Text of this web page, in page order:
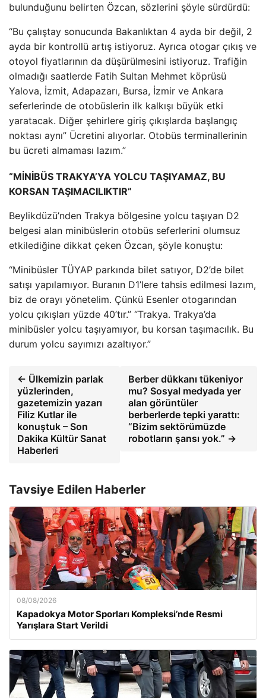
bulunduğunu belirten Özcan, sözlerini şöyle sürdürdü:
“Bu çalıştay sonucunda Bakanlıktan 4 ayda bir değil, 2
ayda bir kontrollü artış istiyoruz. Ayrıca otogar çıkış ve
otoyol fiyatlarının da düşürülmesini istiyoruz. Trafiğin
olmadığı saatlerde Fatih Sultan Mehmet köprüsü
Yalova, İzmit, Adapazarı, Bursa, İzmir ve Ankara
seferlerinde de otobüslerin ilk kalkışı büyük etki
yaratacak. Diğer şehirlere giriş çıkışlarda başlangıç ​​
noktası aynı” Ücretini alıyorlar. Otobüs terminallerinin
bu ücreti almaması lazım.”
“MİNİBÜS TRAKYA’YA YOLCU TAŞIYAMAZ, BU
KORSAN TAŞIMACILIKTIR”
Beylikdüzü’nden Trakya bölgesine yolcu taşıyan D2
belgesi alan minibüslerin otobüs seferlerini olumsuz
etkilediğine dikkat çeken Özcan, şöyle konuştu:
“Minibüsler TÜYAP parkında bilet satıyor, D2’de bilet
satışı yapılamıyor. Buranın D1’lere tahsis edilmesi lazım,
biz de orayı yönetelim. Çünkü Esenler otogarından
yolcu çıkışları yüzde 40’tır.” “Trakya. Trakya’da
minibüsler yolcu taşıyamıyor, bu korsan taşımacılık. Bu
durum yolcu sayımızı azaltıyor.”
← Ülkemizin parlak
yüzlerinden,
gazetemizin yazarı
Filiz Kutlar ile
konuştuk – Son
Dakika Kültür Sanat
Haberleri
Berber dükkanı tükeniyor
mu? Sosyal medyada yer
alan görüntüler
berberlerde tepki yarattı:
“Bizim sektörümüzde
robotların şansı yok.” →
Tavsiye Edilen Haberler
08/08/2026
Kapadokya Motor Sporları Kompleksi’nde Resmi
Yarışlara Start Verildi